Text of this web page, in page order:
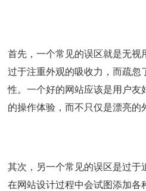
首先，一个常见的误区就是无视
过于注重外观的吸收力，而疏忽
性。一个好的网站应该是用户友
的操作体验，而不只仅是漂亮的
其次，另一个常见的误区是过于
在网站设计过程中会试图添加各